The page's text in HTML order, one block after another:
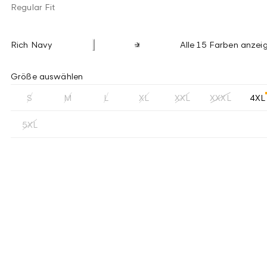
Regular Fit
Rich Navy Alle 15 Farben
Größe auswählen
S M L XL XXL XXXL 4XL
5XL